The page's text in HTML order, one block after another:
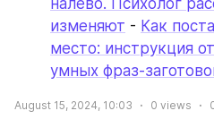
налево. Психолог
изменяют - Как
место: инструкция
умных фраз-
August 15, 2024, 10:03 0 views